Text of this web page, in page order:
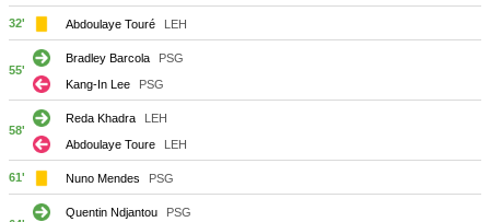
32' Abdoulaye Touré LEH
55'
Bradley Barcola
PSG
Kang-In Lee
PSG
58'
Reda Khadra
LEH
Abdoulaye Toure
LEH
61' Nuno Mendes PSG
Quentin Ndjantou
PSG